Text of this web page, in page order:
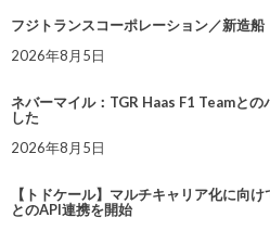
フジトランスコーポレーション／新造船
2026年8月5日
ネバーマイル：TGR Haas F1 Teamと
した
2026年8月5日
【トドケール】マルチキャリア化に向
とのAPI連携を開始